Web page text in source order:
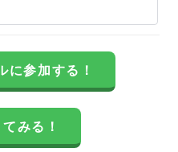
に参加する！
みる！